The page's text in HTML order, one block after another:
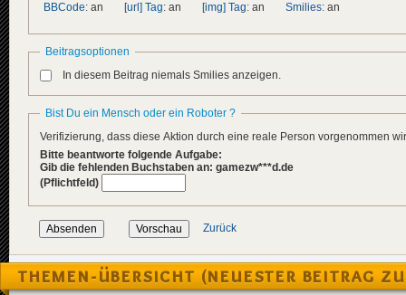
BBCode: an [url] Tag: an [img] Tag: an Smilies: an
Beitragsoptionen
In diesem Beitrag niemals Smilies anzeigen.
Bist Du ein Mensch oder ein Roboter ?
Verifizierung, dass diese Aktion durch eine reale Person vorgenommen
Bitte beantworte folgende Aufgabe:
Gib die fehlenden Buchstaben an: gamezw***d.de
(Pflichtfeld)
Zurück
THEMEN-ÜBERSICHT (NEUESTER BEITRAG